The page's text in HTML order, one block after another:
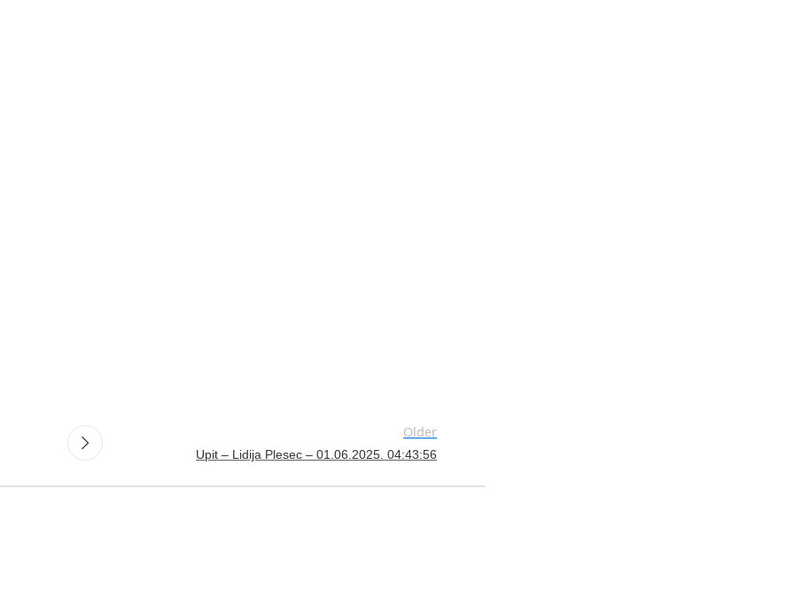
Older
Upit – Lidija Plesec – 01.06.2025. 04:43:56